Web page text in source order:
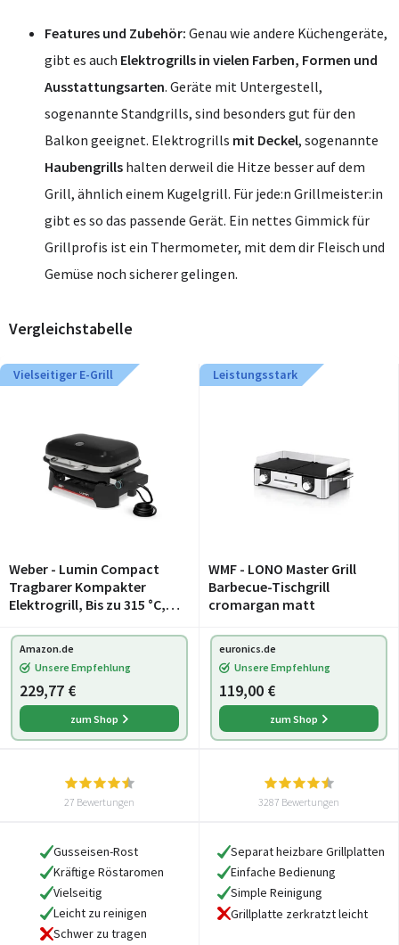
Features und Zubehör: Genau wie andere Küchengeräte,
gibt es auch Elektrogrills in vielen Farben, Formen und
Ausstattungsarten. Geräte mit Untergestell,
sogenannte Standgrills, sind besonders gut für den
Balkon geeignet. Elektrogrills mit Deckel, sogenannte
Haubengrills halten derweil die Hitze besser auf dem
Grill, ähnlich einem Kugelgrill. Für jede:n Grillmeister:in
gibt es so das passende Gerät. Ein nettes Gimmick für
Grillprofis ist ein Thermometer, mit dem dir Fleisch und
Gemüse noch sicherer gelingen.
Vergleichstabelle
Vielseitiger E-Grill
Weber - Lumin Compact
Tragbarer Kompakter
Elektrogrill, Bis zu 315 °C,
Porzellanemaillierte
Gusseisenroste, 43 x 32 cm
Grillfläche, Sch
Leistungsstark
WMF - LONO Master Grill
Barbecue-Tischgrill
cromargan matt
Amazon.de
Unsere Empfehlung
229,77 €
zum Shop
euronics.de
Unsere Empfehlung
119,00 €
zum Shop
27 Bewertungen 3287 Bewertungen
Gusseisen-Rost
Kräftige Röstaromen
Vielseitig
Leicht zu reinigen
Schwer zu tragen
Separat heizbare Grillplatten
Einfache Bedienung
Simple Reinigung
Grillplatte zerkratzt leicht